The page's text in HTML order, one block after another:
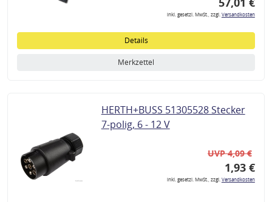
inkl. gesetzl. MwSt., zzgl.Versandkosten
Details
Merkzettel
HERTH+BUSS 51305528 Stecker
7-polig, 6 - 12 V
UVP 4,09 €
1,93 €
inkl. gesetzl. MwSt., zzgl.Versandkosten